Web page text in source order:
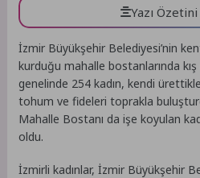
Yazı
İzmir Büyükşehir Belediyesi’nin
kurduğu mahalle bostanlarında
genelinde 254 kadın, kendi
tohum ve fideleri toprakla
Mahalle Bostanı da işe koyulan
oldu.
İzmirli kadınlar, İzmir Büyükşehir